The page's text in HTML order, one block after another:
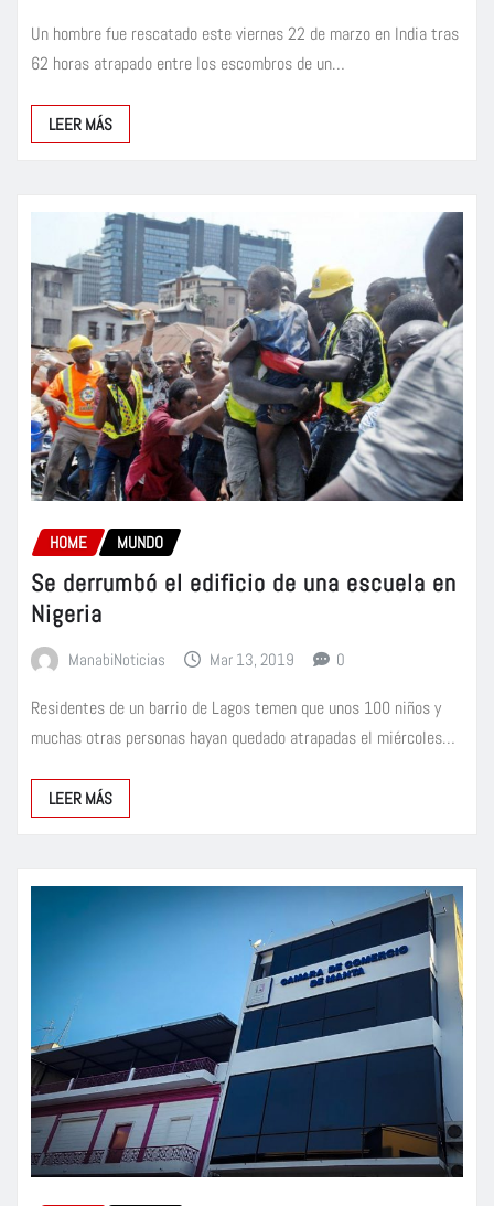
Un hombre fue rescatado este viernes 22 de marzo en India tras
62 horas atrapado entre los escombros de un…
LEER MÁS
HOME MUNDO
Se derrumbó el edificio de una escuela en
Nigeria
ManabiNoticias Mar 13, 2019 0
Residentes de un barrio de Lagos temen que unos 100 niños y
muchas otras personas hayan quedado atrapadas el miércoles…
LEER MÁS